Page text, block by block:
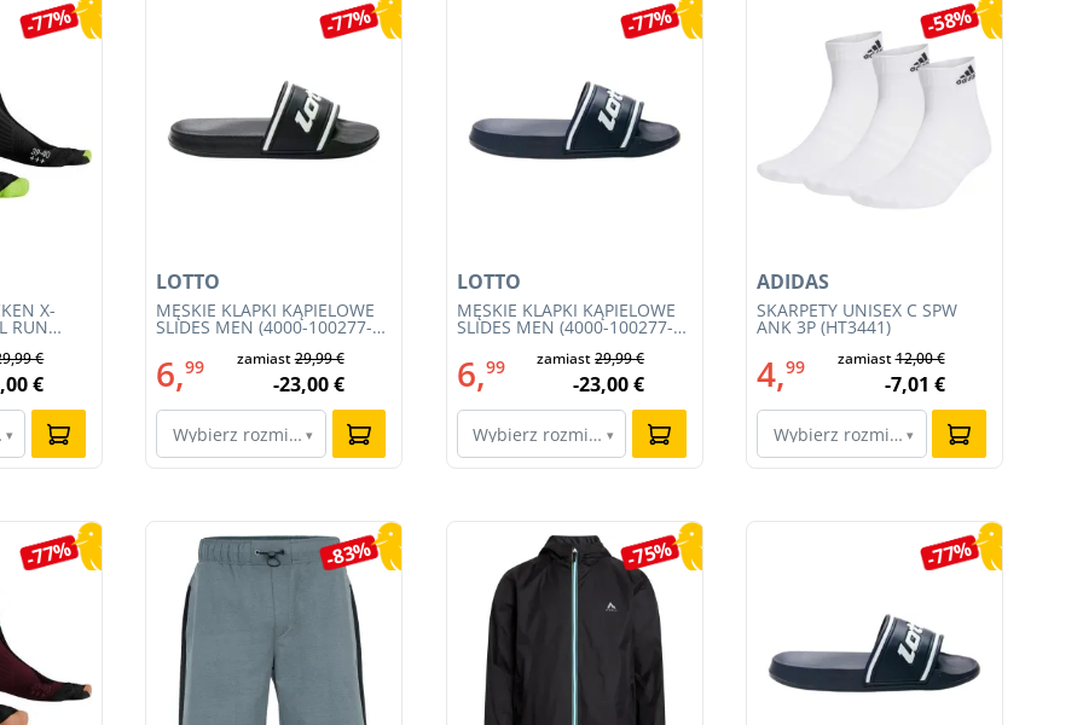
-77%
X-
RUN
€
€
▾
-77%
MĘSKIE KLAPKI KĄPIELOWE
SLIDES MEN (4000-100277-
LOTTO
6,99 zamiast29,99 €
-23,00 €
Wybierz rozmiar…
▾
-77%
MĘSKIE KLAPKI KĄPIELOWE
SLIDES MEN (4000-100277-
LOTTO
6,99 zamiast29,99 €
-23,00 €
Wybierz rozmiar…
▾
-58%
SKARPETY UNISEX C SPW
ANK 3P (HT3441)
ADIDAS
4,99 zamiast12,00 €
-7,01 €
Wybierz rozmiar…
▾
-77% -83% -75% -77%